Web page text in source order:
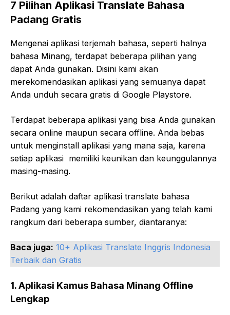
7 Pilihan Aplikasi Translate Bahasa
Padang Gratis
Mengenai aplikasi terjemah bahasa, seperti halnya
bahasa Minang, terdapat beberapa pilihan yang
dapat Anda gunakan. Disini kami akan
merekomendasikan aplikasi yang semuanya dapat
Anda unduh secara gratis di Google Playstore.
Terdapat beberapa aplikasi yang bisa Anda gunakan
secara online maupun secara offline. Anda bebas
untuk menginstall aplikasi yang mana saja, karena
setiap aplikasi memiliki keunikan dan keunggulannya
masing-masing.
Berikut adalah daftar aplikasi translate bahasa
Padang yang kami rekomendasikan yang telah kami
rangkum dari beberapa sumber, diantaranya:
Baca juga: 10+ Aplikasi Translate Inggris Indonesia
Terbaik dan Gratis
1. Aplikasi Kamus Bahasa Minang Offline
Lengkap